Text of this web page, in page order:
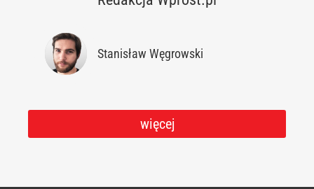
Stanisław Węgrowski
więcej